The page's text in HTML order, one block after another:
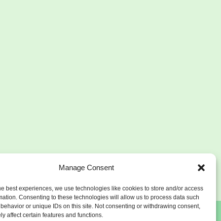
Manage Consent
best experiences, we use technologies like cookies to store and/or access
Consenting to these technologies will allow us to process data such
or unique IDs on this site. Not consenting or withdrawing consent,
affect certain features and functions.